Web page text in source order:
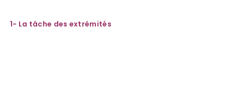
1- La tâche des extrémités